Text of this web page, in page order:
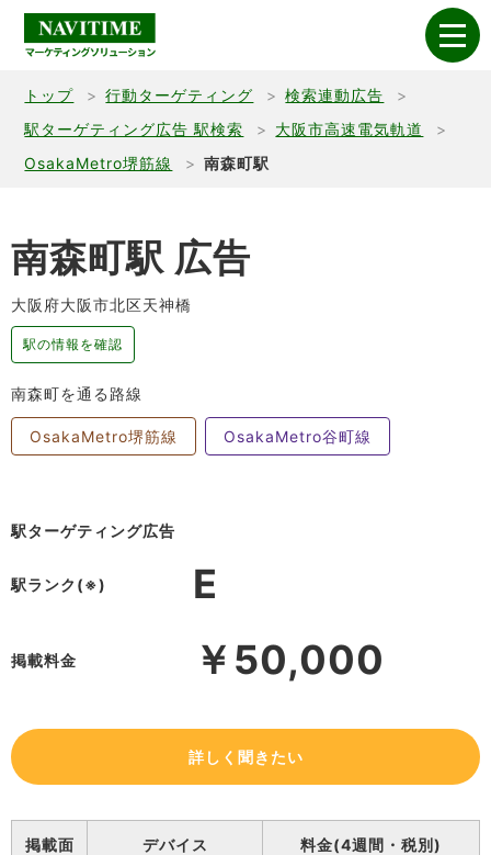
トップ 行動ターゲティング
検索連動広告
駅ターゲティング広告 駅検索
大阪市高速電気軌道
OsakaMetro堺筋線
南森町駅
南森町駅 広告
大阪府大阪市北区天神橋
駅の情報を確認
南森町を通る路線
OsakaMetro堺筋線 OsakaMetro谷町線
駅ターゲティング広告
駅ランク(※) E
掲載料金 ￥50,000
詳しく聞きたい
掲載面 デバイス 料金(4週間・税別)